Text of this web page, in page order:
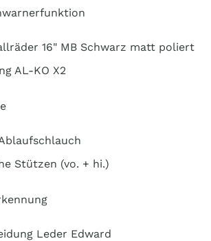
16" MB Schwarz matt poliert
AL-KO X2
Stützen (vo. + hi.)
Leder Edward